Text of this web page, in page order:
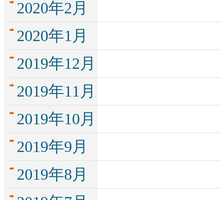
2020年2月
2020年1月
2019年12月
2019年11月
2019年10月
2019年9月
2019年8月